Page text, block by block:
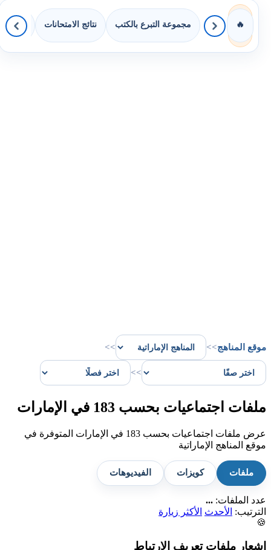
🔥 مجموعة التبرع بالكتب نتائج الامتحانات
موقع المناهج>>
>>
>>
ملفات اجتماعيات بحسب 183 في الإمارات
عرض ملفات اجتماعيات بحسب 183 في الإمارات المتوفرة في
موقع المناهج الإماراتية
ملفات كويزات الفيديوهات
عدد الملفات: ...
الترتيب:
الأحدث
الأكثر زيارة
🍪
إشعار ملفات تعريف الارتباط